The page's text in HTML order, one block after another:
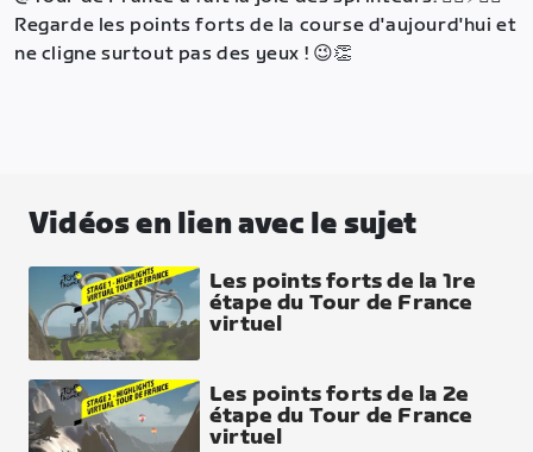
Regarde les points forts de la course d'aujourd'hui et
ne cligne surtout pas des yeux ! 😉👏
Vidéos en lien avec le sujet
Les points forts de la 1re
étape du Tour de France
virtuel
Les points forts de la 2e
étape du Tour de France
virtuel